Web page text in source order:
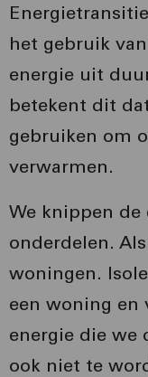
het gebruik
energie uit
betekent dit
gebruiken om
verwarmen.
We knippen
onderdelen.
woningen.
een woning en
energie die we
ook niet te